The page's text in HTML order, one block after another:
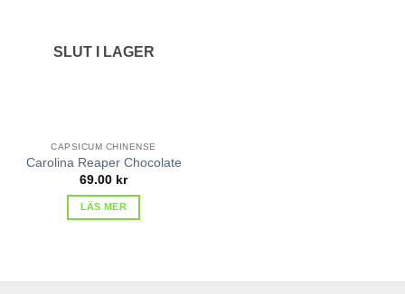
SLUT I LAGER
CAPSICUM CHINENSE
Carolina Reaper Chocolate
69.00 kr
LÄS MER